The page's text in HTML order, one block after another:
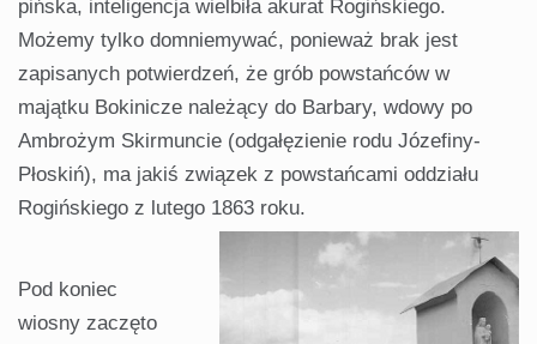
pińska, inteligencja wielbiła akurat Rogińskiego.
Możemy tylko domniemywać, ponieważ brak jest
zapisanych potwierdzeń, że grób powstańców w
majątku Bokinicze należący do Barbary, wdowy po
Ambrożym Skirmuncie (odgałęzienie rodu Józefiny-
Płoskiń), ma jakiś związek z powstańcami oddziału
Rogińskiego z lutego 1863 roku.
Pod koniec
wiosny zaczęto